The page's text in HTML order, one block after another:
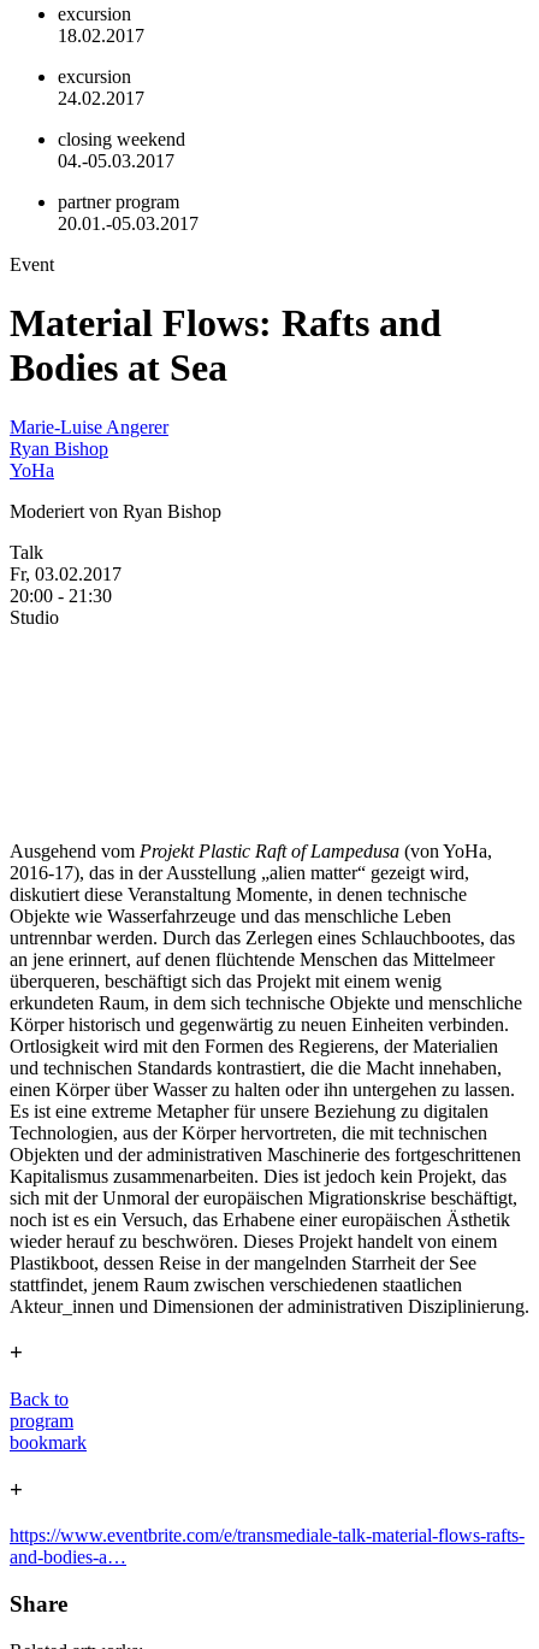
excursion
18.02.2017
excursion
24.02.2017
closing weekend
04.-05.03.2017
partner program
20.01.-05.03.2017
Event
Material Flows: Rafts and
Bodies at Sea
Marie-Luise Angerer
Ryan Bishop
YoHa
Moderiert von Ryan Bishop
Talk
Fr, 03.02.2017
20:00 - 21:30
Studio
Ausgehend vom Projekt Plastic Raft of Lampedusa (von YoHa,
2016-17), das in der Ausstellung „alien matter“ gezeigt wird,
diskutiert diese Veranstaltung Momente, in denen technische
Objekte wie Wasserfahrzeuge und das menschliche Leben
untrennbar werden. Durch das Zerlegen eines Schlauchbootes, das
an jene erinnert, auf denen flüchtende Menschen das Mittelmeer
überqueren, beschäftigt sich das Projekt mit einem wenig
erkundeten Raum, in dem sich technische Objekte und menschliche
Körper historisch und gegenwärtig zu neuen Einheiten verbinden.
Ortlosigkeit wird mit den Formen des Regierens, der Materialien
und technischen Standards kontrastiert, die die Macht innehaben,
einen Körper über Wasser zu halten oder ihn untergehen zu lassen.
Es ist eine extreme Metapher für unsere Beziehung zu digitalen
Technologien, aus der Körper hervortreten, die mit technischen
Objekten und der administrativen Maschinerie des fortgeschrittenen
Kapitalismus zusammenarbeiten. Dies ist jedoch kein Projekt, das
sich mit der Unmoral der europäischen Migrationskrise beschäftigt,
noch ist es ein Versuch, das Erhabene einer europäischen Ästhetik
wieder herauf zu beschwören. Dieses Projekt handelt von einem
Plastikboot, dessen Reise in der mangelnden Starrheit der See
stattfindet, jenem Raum zwischen verschiedenen staatlichen
Akteur_innen und Dimensionen der administrativen Disziplinierung.
+
Back to
program
bookmark
+
https://www.eventbrite.com/e/transmediale-talk-material-flows-rafts-
and-bodies-a…
Share